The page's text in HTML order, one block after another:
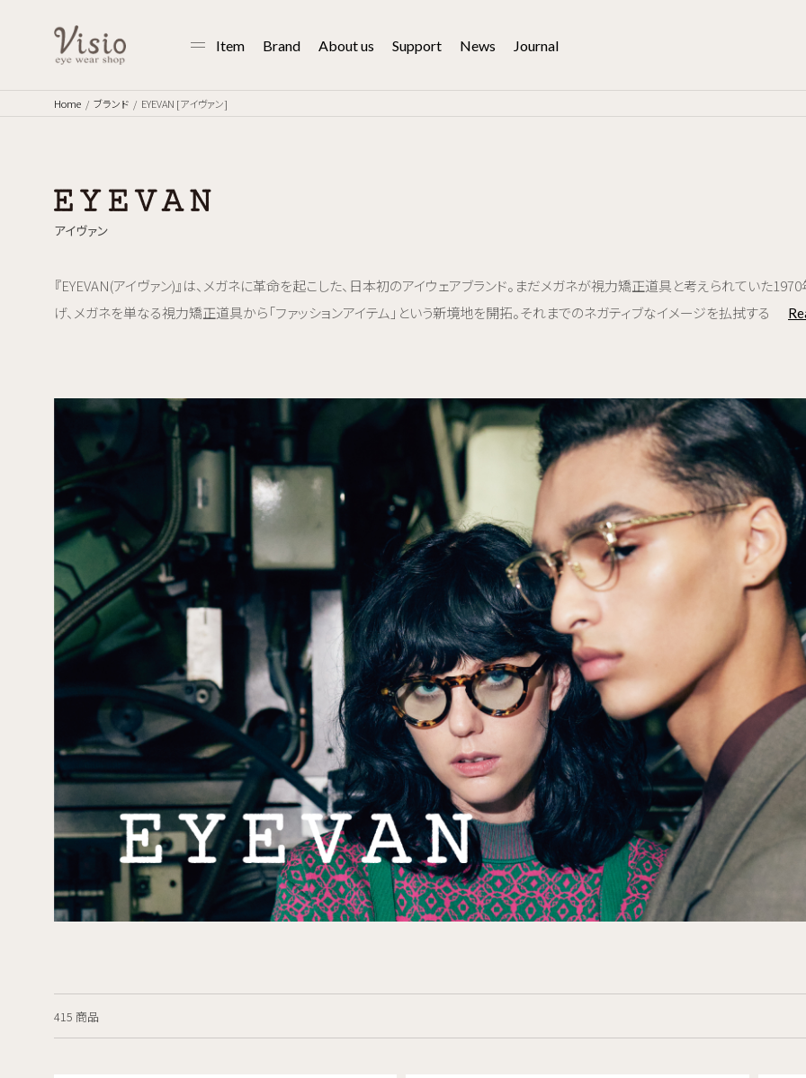
Item Brand About us Support News Journal
Home ブランド EYEVAN [アイヴァン]
アイヴァン
『EYEVAN(アイヴァン)』は、メガネに革命を起こした、日本初のアイウェアブランド。まだメガネが視力矯正道具と考えられていた
げ、メガネを単なる視力矯正道具から「ファッションアイテム」という新境地を開拓。それまでのネガティブなイメージを払拭する
415 商品